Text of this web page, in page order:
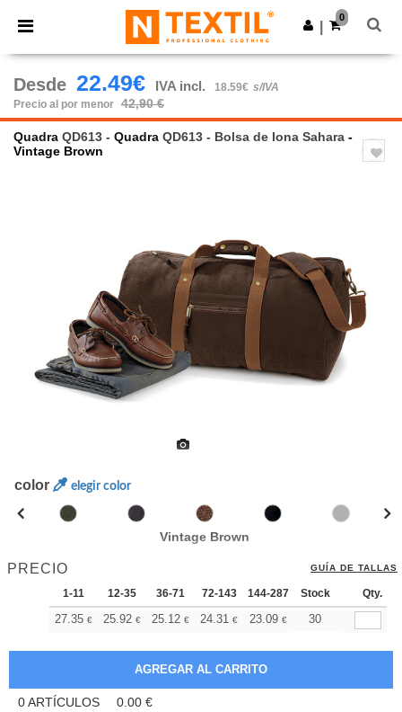
× App de Ntextil
¡Mejores precios en app!
Descargar app
0
Desde 22.49€ IVA incl. 18.59€ s/IVA
Precio al por menor 42,90 €
Quadra QD613 - Quadra QD613 - Bolsa de lona Sahara -
Vintage Brown
color elegir color
Vintage Brown
PRECIO GUÍA DE TALLAS
1-11 12-35 36-71 72-143 144-287 288 + Más
Stock Qty.
27.35 € 25.92 € 25.12 € 24.31 € 23.09 € 22.49
30
0ARTÍCULOS 0.00 €